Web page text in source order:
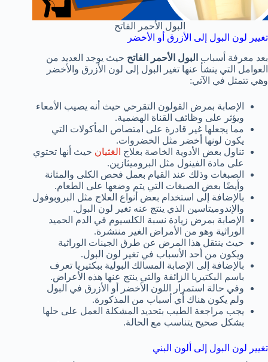
البول الأحمر الفاتح
تغيير لون البول إلى الأزرق أو الأخضر
بعد معرفة أسباب البول الأحمر الفاتح حيث يوجد العديد من
العوامل التي ينشأ عنها تغير البول إلى لون الأزرق والأخضر
وهي تتمثل في الآتي:
الإصابة بمرض القولون التقرحي حيث أنه يصيب الأمعاء
ويؤثر على وظائف القناة الهضمية.
مما يجعلها غير قادرة على امتصاص المأكولات التي
يكون لونها أخضر مثل الخضروات.
تناول بعض الأدوية الخاصة بعلاج الغثيان حيث أنها تحتوي
على مادة الفينول مثل البروميثازين.
الصبغات وذلك عند القيام بعمل فحص الكلى والمثانة
وأيضًا بعض الصبغات التي يتم وضعها على الطعام.
بالإضافة إلى استخدام بعض أنواع العلاج مثل البروبوفول
والإندوميتاسين الذي ينتج عنه تغير لون البول.
الإصابة بمرض زيادة نسبة الكلسيوم في الدم الحميد
الوراثية وهو من الأمراض الغير منتشرة.
حيث ينتقل هذا المرض عن طرق الجينات الوراثية
ويكون من أحد الأسباب في تغير لون البول.
بالإضافة إلى الإصابة المسالك البولية ببكتيريا تعرف
باسم البكتيريا الزائفة والتي ينتج عنها هذه الأعراض.
وفي حالة استمرار اللون الأخضر أو الأزرق في البول
ولم يكون هناك أي أسباب من المذكورة.
يجب مراجعة الطيب بتحديد المشكلة العمل على حلها
بشكل صحيح يتناسب مع الحالة.
تغيير لون البول إلى ألون البني